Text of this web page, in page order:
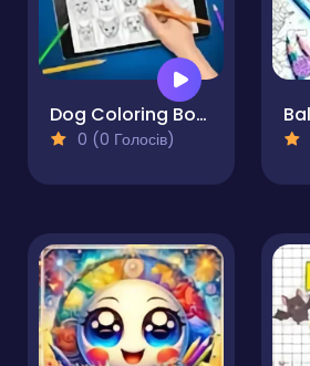
Dog Coloring Book for Adults
0 (0 Голосів)